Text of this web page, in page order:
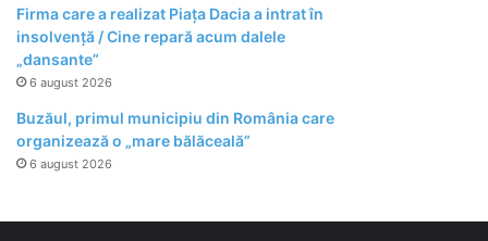
Firma care a realizat Piața Dacia a intrat în
insolvență / Cine repară acum dalele
„dansante”
6 august 2026
Buzăul, primul municipiu din România care
organizează o „mare bălăceală”
6 august 2026